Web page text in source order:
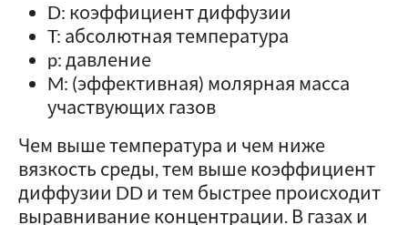
D: коэффициент диффузии
T: абсолютная температура
p: давление
M: (эффективная) молярная масса
участвующих газов
Чем выше температура и чем ниже
вязкость среды, тем выше коэффициент
диффузии DD и тем быстрее происходит
выравнивание концентрации. В газах и